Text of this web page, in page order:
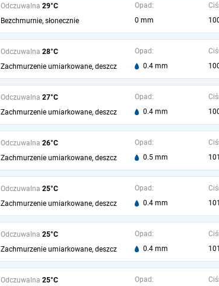
Odczuwalna 29°C
Bezchmurnie, słonecznie
Opad:
0 mm
Odczuwalna 28°C
Zachmurzenie umiarkowane, deszcz
Opad:
0.4 mm
Odczuwalna 27°C
Zachmurzenie umiarkowane, deszcz
Opad:
0.4 mm
Odczuwalna 26°C
Zachmurzenie umiarkowane, deszcz
Opad:
0.5 mm
Odczuwalna 25°C
Zachmurzenie umiarkowane, deszcz
Opad:
0.4 mm
Odczuwalna 25°C
Zachmurzenie umiarkowane, deszcz
Opad:
0.4 mm
Odczuwalna 25°C Opad: